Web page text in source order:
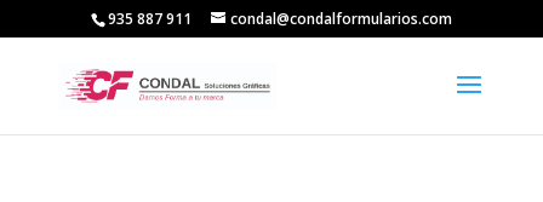
935 887 911 condal@condalformularios.com